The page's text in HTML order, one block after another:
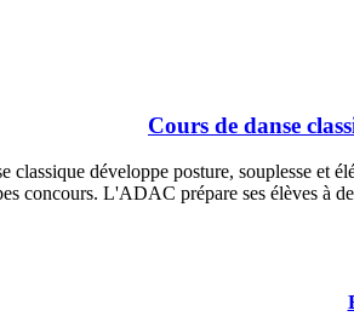
Cours de danse
classique développe posture, souplesse et
concours. L'ADAC prépare ses élèves à